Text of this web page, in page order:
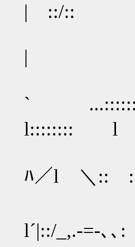
| ::/
|
`
l:::::::: l
ﾊ／l ＼:: :
l´|::/_,.-=-､